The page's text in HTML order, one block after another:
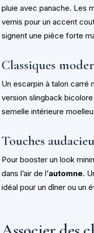
pluie avec panache. Les
vernis pour un accent
signent une pièce forte
Classiques
Un escarpin à talon carré
version slingback
semelle intérieure
Touches
Pour booster un look
dans l’air de l’automne.
idéal pour un dîner ou un